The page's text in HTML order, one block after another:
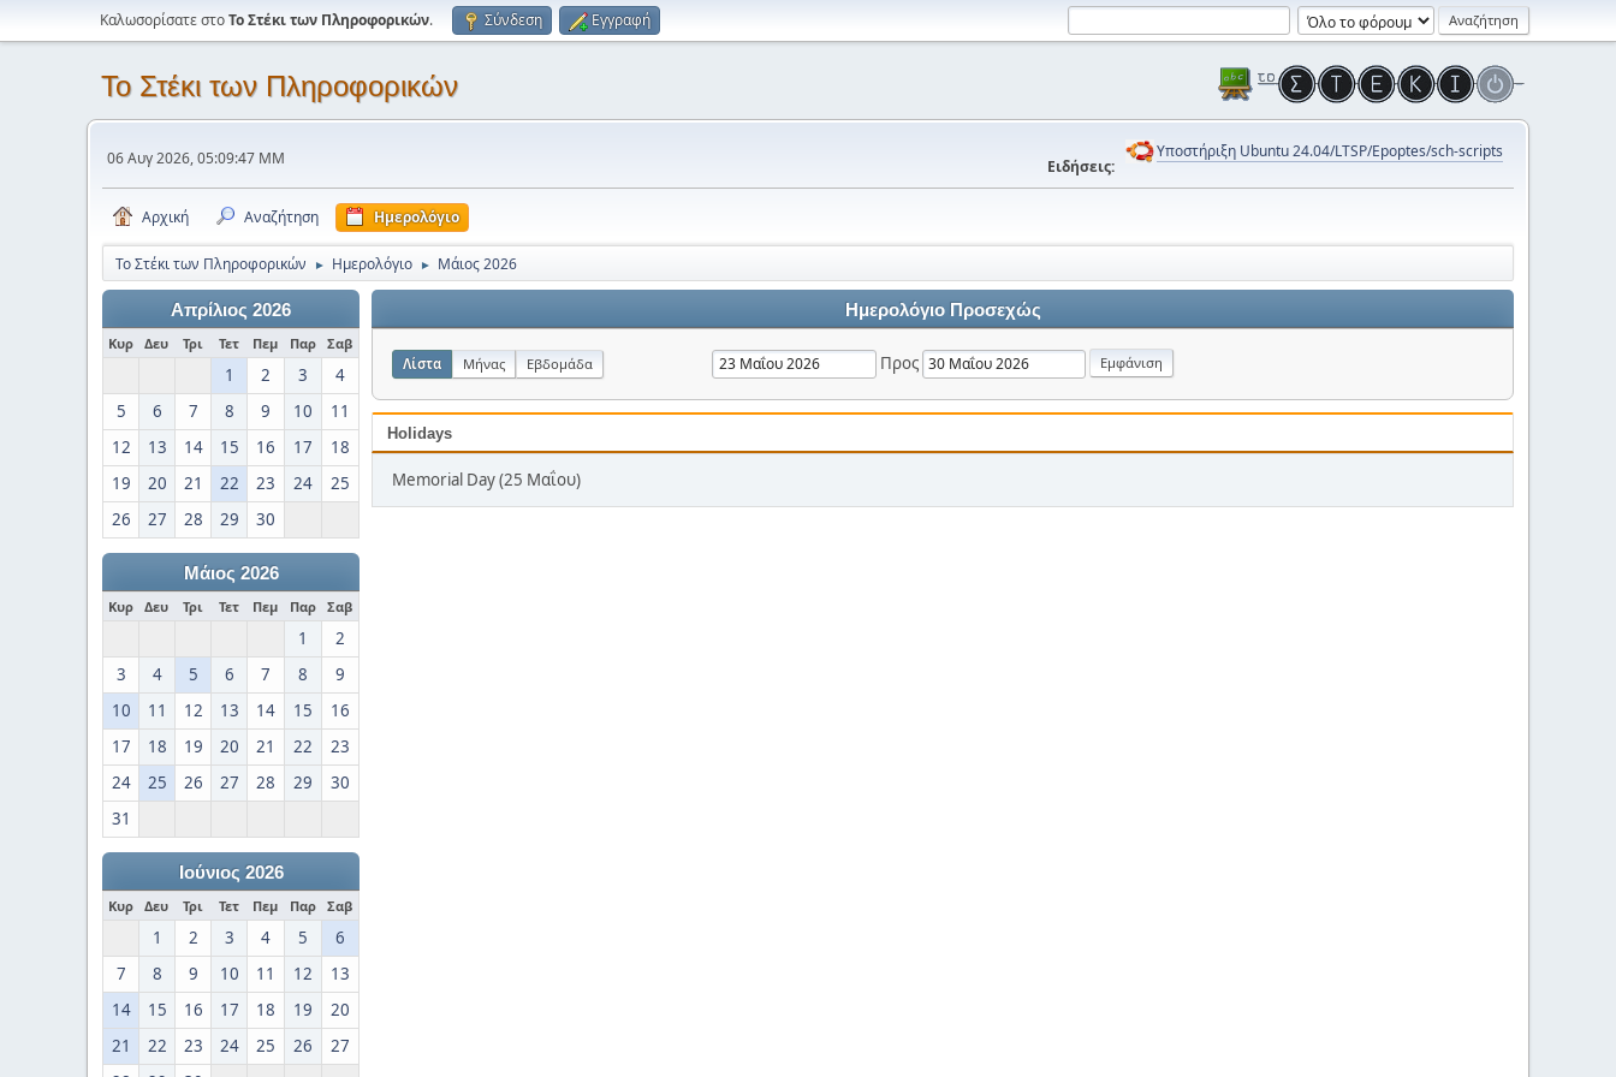
Καλωσορίσατε στοΤο Στέκι των Πληροφορικών. Σύνδεση Εγγραφή
Το Στέκι των Πληροφορικών
06 Αυγ 2026, 05:09:47 ΜΜ Ειδήσεις:
Υποστήριξη Ubuntu 24.04/LTSP/Epoptes/sch-scripts
Αρχική Αναζήτηση Ημερολόγιο
Το Στέκι των Πληροφορικών ► Ημερολόγιο ► Μάιος 2026
Απρίλιος 2026
Κυρ Δευ Τρι Τετ Πεμ Παρ Σαβ
1 2 3
4
5
6 7 8 9 10
11
12
13 14 15 16 17
18
19
20 21 22 23 24
25
26
27 28 29 30
Μάιος 2026
Κυρ Δευ Τρι Τετ Πεμ Παρ Σαβ
1
2
3
4 5 6 7 8
9
10
11 12 13 14 15
16
17
18 19 20 21 22
23
24
25 26 27 28 29
30
31
Ιούνιος 2026
Κυρ Δευ Τρι Τετ Πεμ Παρ Σαβ
1 2 3 4 5
6
7
8 9 10 11 12
13
14
15 16 17 18 19
20
21
22 23 24 25 26
27
Ημερολόγιο Προσεχώς
Λίστα Μήνας Εβδομάδα Προς
Holidays
Memorial Day (25 Μαΐου)